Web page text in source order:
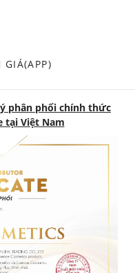
GIÁ(APP)
phân phối chính thức
tại Việt Nam